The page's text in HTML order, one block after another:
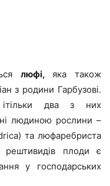
люфі, яка також
з родини Гарбузові.
два з них
людиною рослини –
та люфаребриста
рештивидів плоди є
у господарських